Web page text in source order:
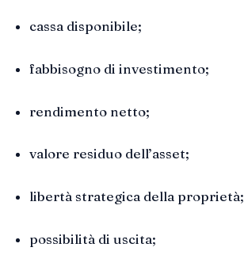
cassa disponibile;
fabbisogno di investimento;
rendimento netto;
valore residuo dell’asset;
libertà strategica della proprietà;
possibilità di uscita;